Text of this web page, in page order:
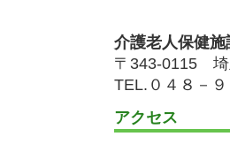
介護老人保健
〒343-0115 埼
TEL.０４８－
アクセス